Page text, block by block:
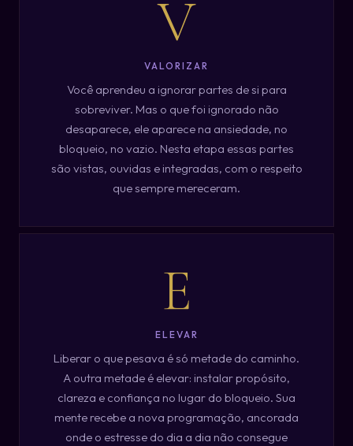
V
VALORIZAR
Você aprendeu a ignorar partes de si para
sobreviver. Mas o que foi ignorado não
desaparece, ele aparece na ansiedade, no
bloqueio, no vazio. Nesta etapa essas partes
são vistas, ouvidas e integradas, com o respeito
que sempre mereceram.
E
ELEVAR
Liberar o que pesava é só metade do caminho.
A outra metade é elevar: instalar propósito,
clareza e confiança no lugar do bloqueio. Sua
mente recebe a nova programação, ancorada
onde o estresse do dia a dia não consegue